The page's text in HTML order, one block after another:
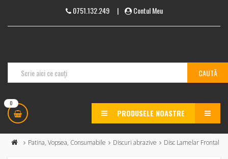
0751.132.249| Contul Meu
0
PRODUSELE NOASTRE MENU
Patina, Vopsea, Consumabile Discuri abrazive Disc Lamelar Frontal